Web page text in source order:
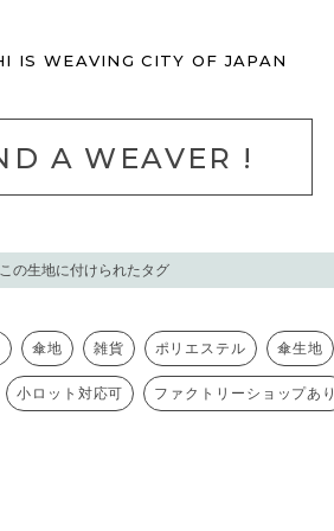
IS WEAVING CITY OF JAPAN
A WEAVER !
この生地に付けられたタグ
傘地 雑貨 ポリエステル 傘生地
小ロット対応可 ファクトリーショップあり